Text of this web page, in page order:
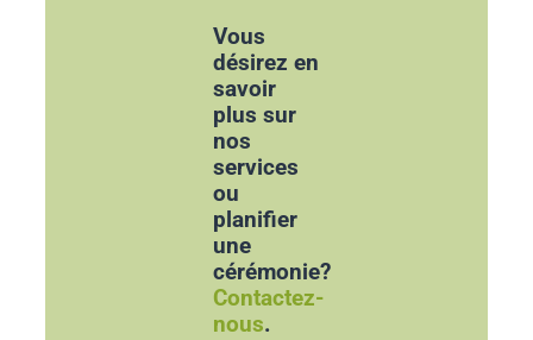
Vous
désirez en
savoir
plus sur
nos
services
ou
planifier
une
cérémonie?
Contactez-
nous.